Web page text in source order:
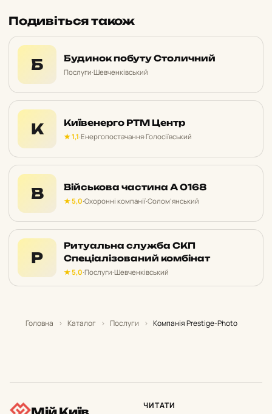
Подивіться також
Б Будинок побуту Столичний
Послуги·Шевченківський
К Київенерго РТМ Центр
★ 1,1·Енергопостачання·Голосіївський
В Військова частина А 0168
★ 5,0·Охоронні компанії·Солом’янський
Р
Ритуальна служба СКП
Спеціалізований комбінат
★ 5,0·Послуги·Шевченківський
Головна › Каталог › Послуги › Компанія Prestige-Photo
ЧИТАТИ